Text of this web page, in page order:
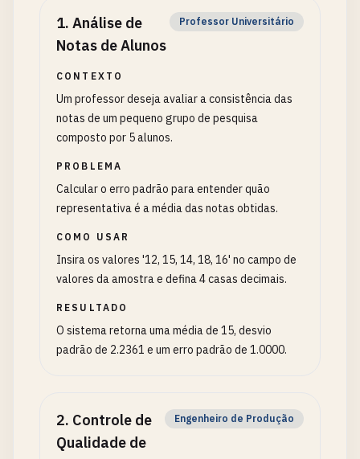
1. Análise de
Notas de Alunos
Professor Universitário
CONTEXTO
Um professor deseja avaliar a consistência das
notas de um pequeno grupo de pesquisa
composto por 5 alunos.
PROBLEMA
Calcular o erro padrão para entender quão
representativa é a média das notas obtidas.
COMO USAR
Insira os valores '12, 15, 14, 18, 16' no campo de
valores da amostra e defina 4 casas decimais.
RESULTADO
O sistema retorna uma média de 15, desvio
padrão de 2.2361 e um erro padrão de 1.0000.
2. Controle de
Qualidade de
Engenheiro de Produção